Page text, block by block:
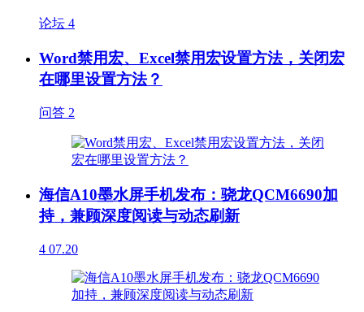
论坛 4
Word禁用宏、Excel禁用宏设置方法，关闭宏
在哪里设置方法？
问答 2
海信A10墨水屏手机发布：骁龙QCM6690加
持，兼顾深度阅读与动态刷新
4 07.20